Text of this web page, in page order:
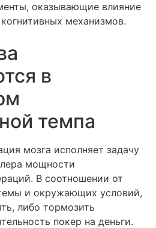
оказывающие влияние
механизмов.
в
темпа
мозга исполняет задачу
мощности
В соотношении от
и окружающих условий,
либо тормозить
покер на деньги.